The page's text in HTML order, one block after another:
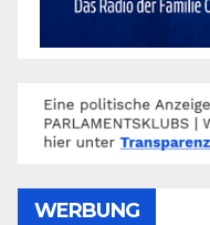
WERBUNG